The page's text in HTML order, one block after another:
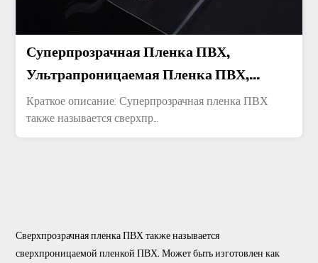
Суперпрозрачная Пленка ПВХ,
Ультрапроницаемая Пленка ПВХ,
Прозрачный Лист, Прозрачная Пленка
ПВХ (прозрачная, Цветная)
Краткое описание: Суперпрозрачная пленка ПВХ
также называется сверхпр...
Сверхпрозрачная пленка ПВХ также называется
сверхпроницаемой пленкой ПВХ. Может быть изготовлен как